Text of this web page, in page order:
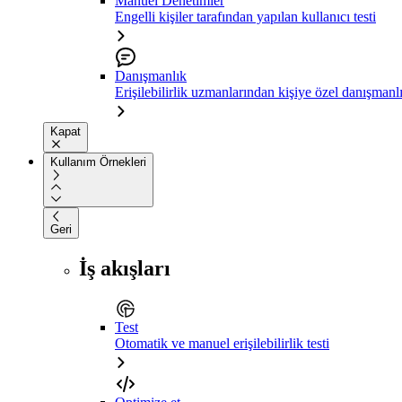
Engelli kişiler tarafından yapılan kullanıcı testi
Danışmanlık
Erişilebilirlik uzmanlarından kişiye özel
Kapat
Kullanım Örnekleri
Geri
İş akışları
Test
Otomatik ve manuel erişilebilirlik testi